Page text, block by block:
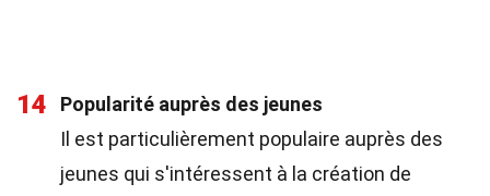
14
Popularité auprès des jeunes
Il est particulièrement populaire auprès des
jeunes qui s'intéressent à la création de